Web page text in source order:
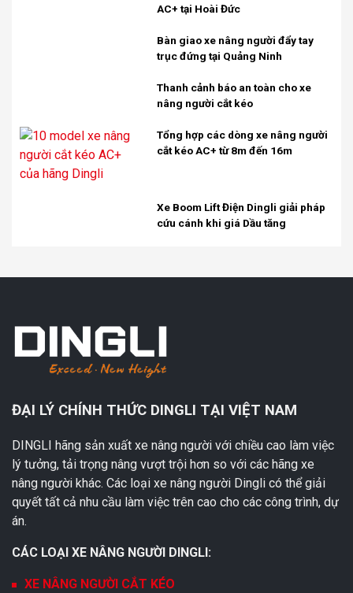
AC+ tại Hoài Đức
Bàn giao xe nâng người đẩy tay
trục đứng tại Quảng Ninh
Thanh cảnh báo an toàn cho xe
nâng người cắt kéo
Tổng hợp các dòng xe nâng người
cắt kéo AC+ từ 8m đến 16m
Xe Boom Lift Điện Dingli giải pháp
cứu cánh khi giá Dầu tăng
ĐẠI LÝ CHÍNH THỨC DINGLI TẠI VIỆT NAM
DINGLI hãng sản xuất xe nâng người với chiều cao làm việc
lý tưởng, tải trọng nâng vượt trội hơn so với các hãng xe
nâng người khác. Các loại xe nâng người Dingli có thể giải
quyết tất cả nhu cầu làm việc trên cao cho các công trình, dự
án.
CÁC LOẠI XE NÂNG NGƯỜI DINGLI:
XE NÂNG NGƯỜI CẮT KÉO